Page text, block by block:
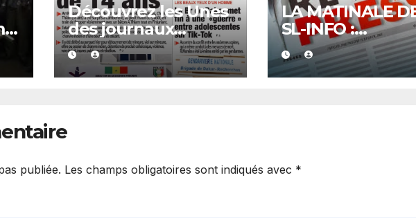
Découvrez les Unes
des journaux
sénégalais du
vendredi 07 août
2026
LA MATINALE
SL-INFO :
L’économie et la
politique en
vedette
publiée. Les champs obligatoires sont indiqués avec *